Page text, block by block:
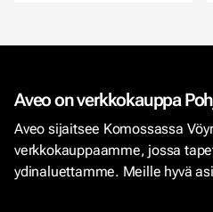
Aveo on verkkokauppa
Aveo sijaitsee Komossassa
verkkokauppaamme, jossa
ydinaluettamme. Meille hyvä